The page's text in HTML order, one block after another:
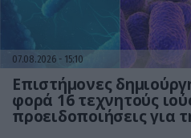
07.08.2026 15:10
Επιστήμονες
φορά 16 τεχνητούς
προειδοποιήσεις για